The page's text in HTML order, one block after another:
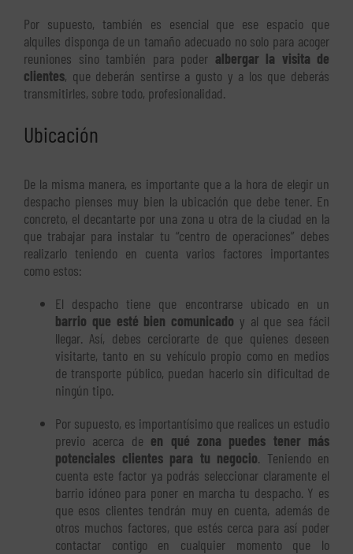
Por supuesto, también es esencial que ese espacio que
alquiles disponga de un tamaño adecuado no solo para acoger
reuniones sino también para poder albergar la visita de
clientes, que deberán sentirse a gusto y a los que deberás
transmitirles, sobre todo, profesionalidad.
Ubicación
De la misma manera, es importante que a la hora de elegir un
despacho pienses muy bien la ubicación que debe tener. En
concreto, el decantarte por una zona u otra de la ciudad en la
que trabajar para instalar tu “centro de operaciones” debes
realizarlo teniendo en cuenta varios factores importantes
como estos:
El despacho tiene que encontrarse ubicado en un
barrio que esté bien comunicado y al que sea fácil
llegar. Así, debes cerciorarte de que quienes deseen
visitarte, tanto en su vehículo propio como en medios
de transporte público, puedan hacerlo sin dificultad de
ningún tipo.
Por supuesto, es importantísimo que realices un estudio
previo acerca de en qué zona puedes tener más
potenciales clientes para tu negocio. Teniendo en
cuenta este factor ya podrás seleccionar claramente el
barrio idóneo para poner en marcha tu despacho. Y es
que esos clientes tendrán muy en cuenta, además de
otros muchos factores, que estés cerca para así poder
contactar contigo en cualquier momento que lo